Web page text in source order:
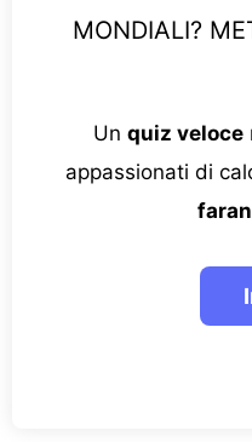
MONDIALI?
Un quiz veloce
appassionati di